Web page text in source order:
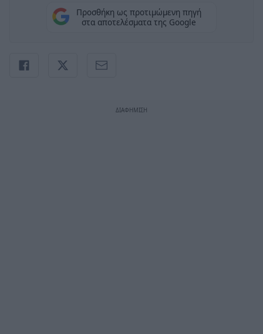
Προσθήκη ως προτιμώμενη πηγή
στα αποτελέσματα της Google